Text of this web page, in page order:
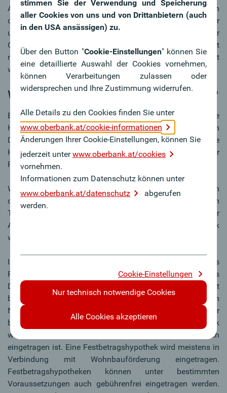
Als Nachteile sind die höheren Kosten zu nennen, die durch
die Grundbucheintragung entstehen. Ein Verkauf ist nur
unter der Bedingung möglich, dass der offene Saldo zur
Gänze getilgt wird. Eine Vermietung ist jedoch jederzeit
möglich, da die Immobilie von den Eigentümern frei genutzt
werden kann.
Welche Arten von Hypotheken gibt es?
Bei Hypotheken gilt es zwei Begriffe zu unterscheiden: Die
Höchstbetragshypothek und die Festbetragshypothek, auch
Darlehenshypothek genannt. Die Entscheidung, welche
Hypothek zur Anwendung kommt, ist abhängig von der
Finanzierungsform.
Wird eine Höchstbetragshypothek eingetragen, dann kann
dieses Pfand immer wieder verwendet werden. Ist z. B. ein
Teil des Kredites bereits getilgt, so kann bei einer
Aufstockung die bestehende Höchstbetragshypothek
wieder als Sicherheit herangezogen werden.
Ist eine Festbetragshypothek eingetragen, kann dieses
Pfandrecht nur für einen einzigen Kredit bzw. ein einziges
Darlehen verwendet werden. Eine „Wiederausnützung“ ist
bei diesem Pfandrecht nicht möglich. So können
Nachranggläubiger damit kalkulieren, dass nach einer
bestimmten Zeit (Laufzeit des Darlehens) die Hypothek
wertlos ist, auch wenn diese weiterhin im Grundbuch
eingetragen ist. Eine Festbetragshypothek wird meistens in
Verbindung mit Wohnbauförderung eingetragen.
Festbetragshypotheken können unter bestimmten
Voraussetzungen auch gebührenfrei eingetragen werden.
stimmen Sie der Verwendung und Speicherung
aller Cookies von uns und von Drittanbietern (auch
in den USA ansässigen) zu.
Über den Button "Cookie-Einstellungen" können Sie
eine detaillierte Auswahl der Cookies vornehmen,
können Verarbeitungen zulassen oder
widersprechen und Ihre Zustimmung widerrufen.
Alle Details zu den Cookies finden Sie unter
www.oberbank.at/cookie-informationen
Änderungen Ihrer Cookie-Einstellungen, können Sie
jederzeit unterwww.oberbank.at/cookies
vornehmen.
Informationen zum Datenschutz können unter
www.oberbank.at/datenschutz
abgerufen
werden.
Cookie-Einstellungen
Nur technisch notwendige Cookies
Alle Cookies akzeptieren